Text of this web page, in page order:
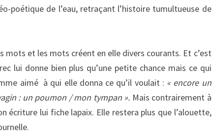
poétique de l’eau, retraçant l’histoire tumultueuse de
mots et les mots créent en elle divers courants. Et c’est
lui donne bien plus qu’une petite chance mais ce qui
aimé à qui elle donna ce qu’il voulait : « encore un
: un poumon / mon tympan ». Mais contrairement à
écriture lui fiche lapaix. Elle restera plus que l’alouette,